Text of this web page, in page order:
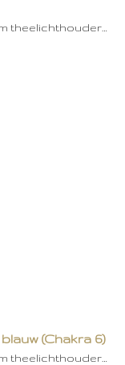
theelichthouder…
(Chakra 6)
theelichthouder…